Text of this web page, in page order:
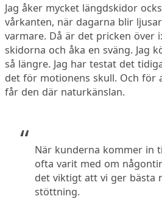
Jag åker mycket längdskidor
vårkanten, när dagarna blir
varmare. Då är det pricken över
skidorna och åka en sväng. Jag
så längre. Jag har testat det
det för motionens skull. Och för
får den där naturkänslan.
När kunderna kommer in
ofta varit med om
det viktigt att vi ger bästa
stöttning.